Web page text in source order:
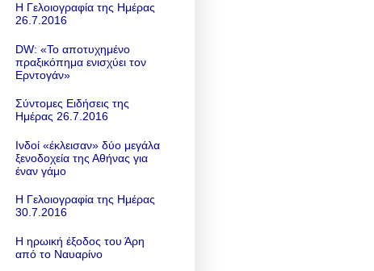
Η Γελοιογραφία της Ημέρας
26.7.2016
DW: «To αποτυχημένο
πραξικόπημα ενισχύει τον
Ερντογάν»
Σύντομες Ειδήσεις της
Ημέρας 26.7.2016
Ινδοί «έκλεισαν» δύο μεγάλα
ξενοδοχεία της Αθήνας για
έναν γάμο
Η Γελοιογραφία της Ημέρας
30.7.2016
Η ηρωική έξοδος του Άρη
από το Ναυαρίνο